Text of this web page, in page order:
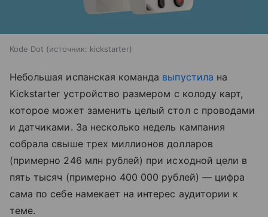
Kode Dot источник: kickstarter
Небольшая испанская команда выпустила на
Kickstarter устройство размером с колоду карт,
которое может заменить целый стол с проводами
и датчиками. За несколько недель кампания
собрала свыше трех миллионов долларов
(примерно 246 млн рублей) при исходной цели в
пять тысяч (примерно 400 000 рублей) — цифра
сама по себе намекает на интерес аудитории к
теме.